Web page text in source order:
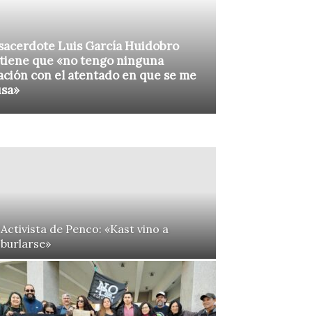
Luis García Huidobro
que «no tengo ninguna
con el atentado en que se me
Activista de Penco: «Kast vino a
burlarse»